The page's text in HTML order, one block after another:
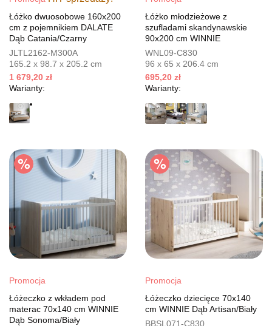
Łóżko dwuosobowe 160x200
cm z pojemnikiem DALATE
Dąb Catania/Czarny
JLTL2162-M300A
165.2 x 98.7 x 205.2 cm
1 679,20 zł
Warianty:
Łóżko młodzieżowe z
szufladami skandynawskie
90x200 cm WINNIE
WNL09-C830
96 x 65 x 206.4 cm
695,20 zł
Warianty:
Promocja
Łóżeczko z wkładem pod
materac 70x140 cm WINNIE
Dąb Sonoma/Biały
Promocja
Łóżeczko dziecięce 70x140
cm WINNIE Dąb Artisan/Biały
BBSL071-C830